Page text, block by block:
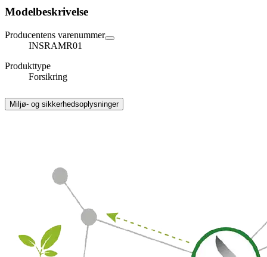
Modelbeskrivelse
Producentens varenummer
INSRAMR01
Produkttype
Forsikring
Miljø- og sikkerhedsoplysninger